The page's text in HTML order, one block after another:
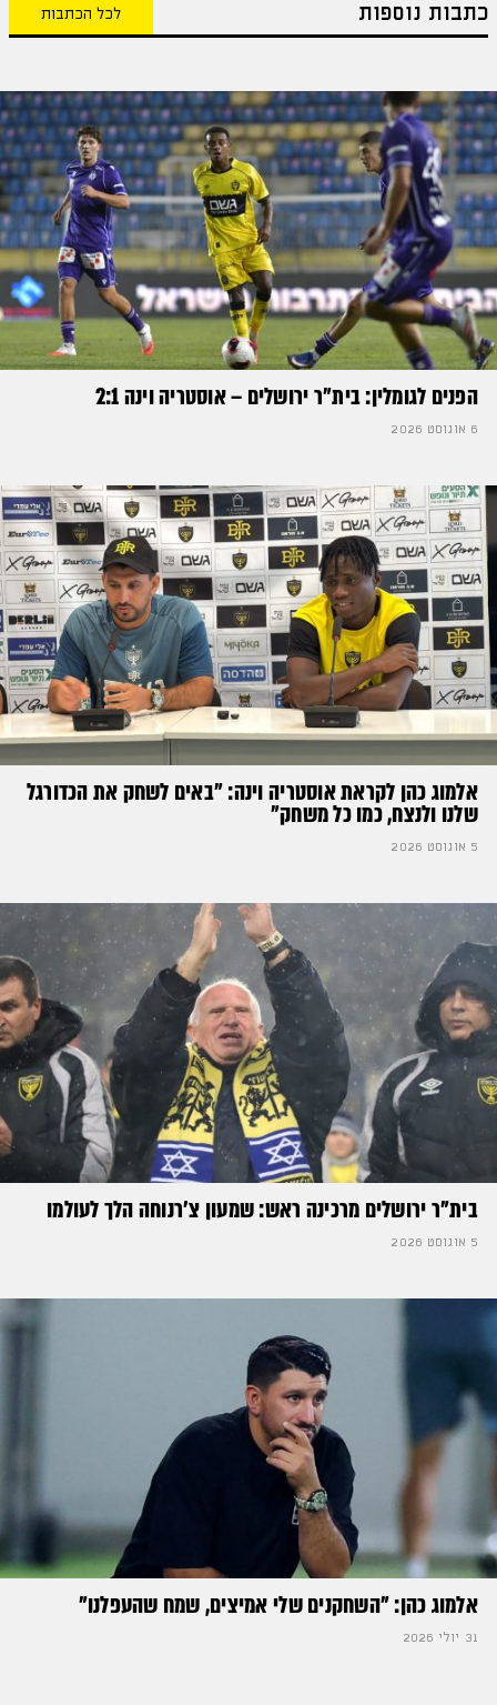
כתבות נוספות לכל הכתבות
הפנים לגומלין: בית״ר ירושלים – אוסטריה וינה 2:1
6 אוגוסט 2026
אלמוג כהן לקראת אוסטריה וינה: ״באים לשחק את הכדורגל
שלנו ולנצח, כמו כל משחק״
5 אוגוסט 2026
בית"ר ירושלים מרכינה ראש: שמעון צ'רנוחה הלך לעולמו
5 אוגוסט 2026
אלמוג כהן: "השחקנים שלי אמיצים, שמח שהעפלנו"
31 יולי 2026